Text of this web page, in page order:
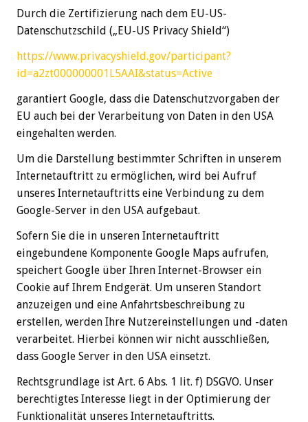
Durch die Zertifizierung nach dem EU-US-
Datenschutzschild („EU-US Privacy Shield“)
https://www.privacyshield.gov/participant?
id=a2zt000000001L5AAI&status=Active
garantiert Google, dass die Datenschutzvorgaben der
EU auch bei der Verarbeitung von Daten in den USA
eingehalten werden.
Um die Darstellung bestimmter Schriften in unserem
Internetauftritt zu ermöglichen, wird bei Aufruf
unseres Internetauftritts eine Verbindung zu dem
Google-Server in den USA aufgebaut.
Sofern Sie die in unseren Internetauftritt
eingebundene Komponente Google Maps aufrufen,
speichert Google über Ihren Internet-Browser ein
Cookie auf Ihrem Endgerät. Um unseren Standort
anzuzeigen und eine Anfahrtsbeschreibung zu
erstellen, werden Ihre Nutzereinstellungen und -daten
verarbeitet. Hierbei können wir nicht ausschließen,
dass Google Server in den USA einsetzt.
Rechtsgrundlage ist Art. 6 Abs. 1 lit. f) DSGVO. Unser
berechtigtes Interesse liegt in der Optimierung der
Funktionalität unseres Internetauftritts.